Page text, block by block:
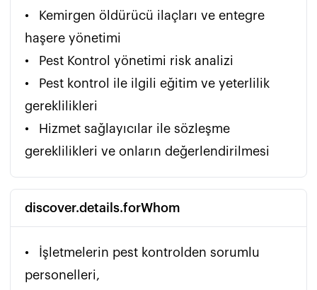
•	Kemirgen öldürücü ilaçları ve entegre
haşere yönetimi
•	Pest Kontrol yönetimi risk analizi
•	Pest kontrol ile ilgili eğitim ve yeterlilik
gereklilikleri
•	Hizmet sağlayıcılar ile sözleşme
gereklilikleri ve onların değerlendirilmesi
discover.details.forWhom
•	İşletmelerin pest kontrolden sorumlu
personelleri,